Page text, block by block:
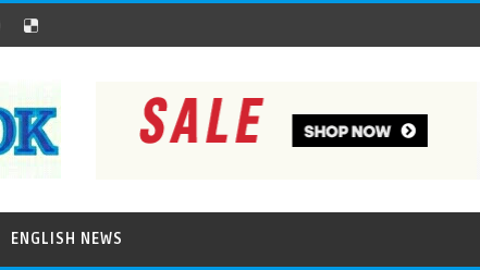
ENGLISH NEWS